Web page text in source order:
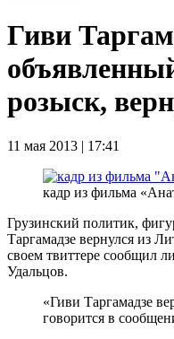
Гиви
розыск,
11 мая 2013 | 17:41
кадр из фильма
Грузинский политик,
Таргамадзе вернулся из
своем твиттере сообщил
Удальцов.
«Гиви Таргамадзе
говорится в